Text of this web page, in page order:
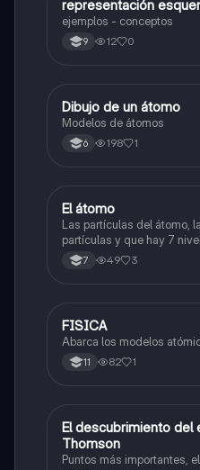
Biologia
representación
ejemplos - conceptos
9 12 0
Biologia
Dibujo de un átomo
Modelos de átomos
6 198 1
Biologia
El átomo
Las partículas del átomo,
partículas y que hay 7
7 49 3
Biologia
FISICA
Abarca los modelos
11 82 1
Biologia
El descubrimiento del
Thomson
Puntos más importantes,